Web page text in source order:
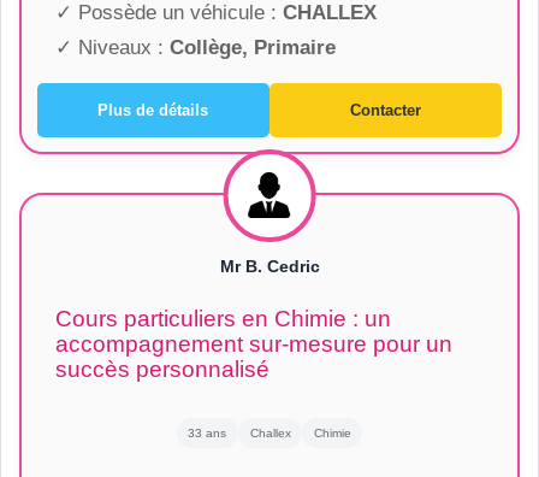
✓ Possède un véhicule : CHALLEX
✓ Niveaux : Collège, Primaire
Plus de détails Contacter
Mr B. Cedric
Cours particuliers en Chimie : un
accompagnement sur-mesure pour un
succès personnalisé
33 ans Challex Chimie